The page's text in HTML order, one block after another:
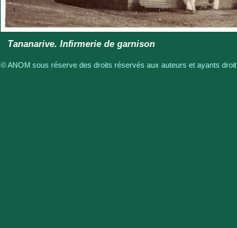
Tananarive. Infirmerie de garnison
© ANOM sous réserve des droits réservés aux auteurs et ayants droit